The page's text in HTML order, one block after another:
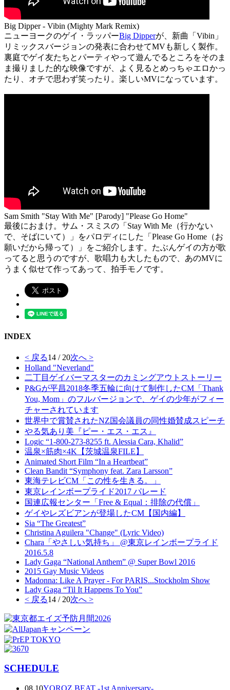
Big Dipper - Vibin (Mighty Mark Remix)
ニューヨークのゲイ・ラッパーBig Dipperが、新曲「Vibin」
リミックスバージョンの発表に合わせてMVも新しく製作。
裏庭でゲイ友たちとパーティやって遊んでるところをそのま
ま撮りました的な映像ですが、よく見るとめっちゃエロかっ
たり、オチで思わず笑ったり。楽しいMVになっています。
Sam Smith "Stay With Me" [Parody] "Please Go Home"
最後におまけ。サム・スミスの「Stay With Me（行かない
で、そばにいて）」をパロディにした「Please Go Home（お
願いだから帰って）」をご紹介します。たぶんゲイの方が歌
ってると思うのですが、歌唱力も大したもので、あのMVに
うまく似せて作ってあって、拍手モノです。
INDEX
< 戻る14 / 20次へ >
Holland "Neverland"
二丁目ゲイバーマスターのカミングアウトストーリー
P&Gが平昌2018冬季五輪に向けて制作したCM「Thank
You, Mom」のフルバージョンで、ゲイの少年がフィー
チャーされています
世界中で賞賛されたNZ国会議員の同性婚賛成スピーチ
やる気あり美『ピー・エス・エス』
Logic “1-800-273-8255 ft. Alessia Cara, Khalid”
温泉×筋肉×4K【茨城温泉FILE】
Animated Short Film “In a Heartbeat”
Clean Bandit “Symphony feat. Zara Larsson”
東海テレビCM「この性を生きる。」
東京レインボープライド2017 パレード
国連広報センター「Free & Equal：排除の代償」
ゲイやレズビアンが登場したCM【国内編】
Sia “The Greatest”
Christina Aguilera "Change" (Lyric Video)
Chara「やさしい気持ち」 @東京レインボープライド
2016.5.8
‪Lady Gaga “National Anthem‬” @ Super Bowl 2016‬
2015 Gay Music Videos
Madonna: Like A Prayer - For PARIS...Stockholm Show
Lady Gaga “Til It Happens To You”
< 戻る14 / 20次へ >
SCHEDULE
08.10YOROZ BEAT -1st Anniversary-